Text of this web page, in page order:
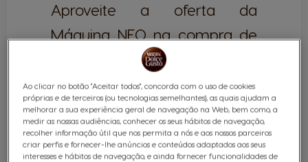
Aproveite a oferta da
Máquina NEO na compra de
10 embalagens! Não perca a
oportunidade e comece já a
desfrutar do Melhor Café da
Galáxia!
Ao clicar no botão "Aceitar todos", concorda com o uso de cookies
próprias e de terceiros (ou tecnologias semelhantes), as quais ajudam a
melhorar a sua experiência geral de navegação na Web, bem como, a
medir as nossas audiências, conhecer os seus hábitos de navegação,
recolher informação útil que nos permita a nós e aos nossos parceiros
criar perfis e fornecer-lhe anúncios e conteúdos adaptados aos seus
interesses e hábitos de navegação, e ainda fornecer funcionalidades de